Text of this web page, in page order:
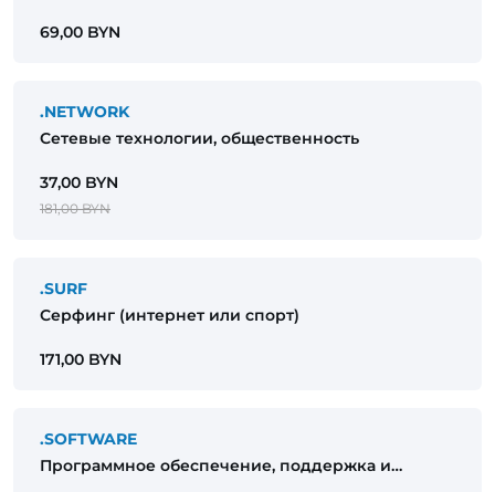
69,00 BYN
.NETWORK
Сетевые технологии, общественность
37,00 BYN
181,00 BYN
.SURF
Серфинг (интернет или спорт)
171,00 BYN
.SOFTWARE
Программное обеспечение, поддержка и